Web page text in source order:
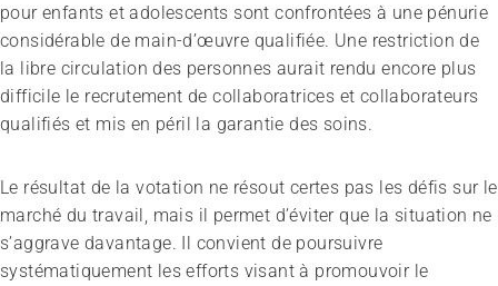
Congrès
Sans limites!? – Questionner, repousser et dépasser
les limites
26.08.2026 Interlaken
pour enfants et adolescents sont confrontées à une pénurie
considérable de main-d’œuvre qualifiée. Une restriction de
la libre circulation des personnes aurait rendu encore plus
difficile le recrutement de collaboratrices et collaborateurs
qualifiés et mis en péril la garantie des soins.
Le résultat de la votation ne résout certes pas les défis sur le
marché du travail, mais il permet d’éviter que la situation ne
s’aggrave davantage. Il convient de poursuivre
systématiquement les efforts visant à promouvoir le